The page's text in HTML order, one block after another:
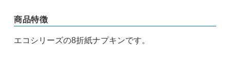
商品特徴
エコシリーズの8折紙ナプキンです。